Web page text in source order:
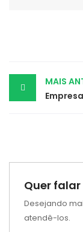
PostMAIS
Quer
Desejando
atendê-los.